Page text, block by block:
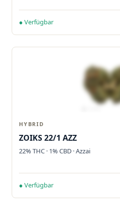
● Verfügbar
HYBRID
ZOIKS 22/1 AZZ
22% THC · 1% CBD · Azzai
● Verfügbar